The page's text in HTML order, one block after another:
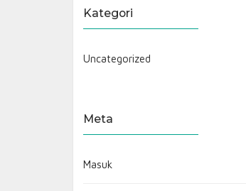
Kategori
Uncategorized
Meta
Masuk